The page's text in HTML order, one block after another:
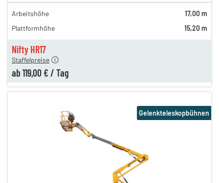
Nifty HR17
169,00 €
149,00 €
129,00 €
Staffelpreise
ab 119,00 € / Tag
Arbeitshöhe
17,00 m
Plattformhöhe
15,20 m
Gelenkteleskopbühnen